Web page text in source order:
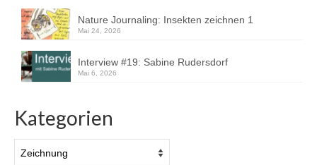
Nature Journaling: Insekten zeichnen 1
Mai 24, 2026
Interview #19: Sabine Rudersdorf
Mai 6, 2026
Kategorien